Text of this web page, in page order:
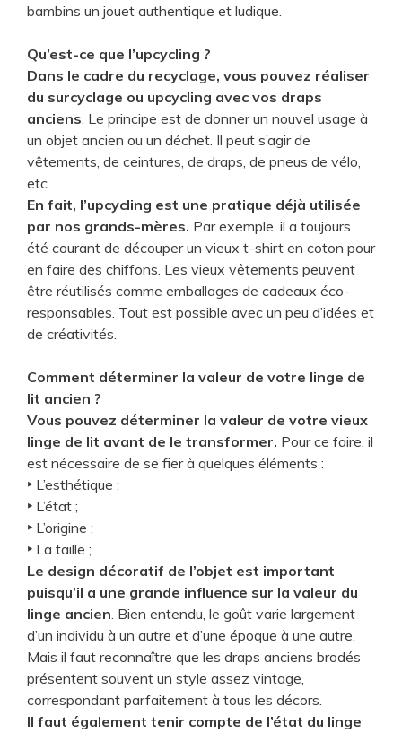
bambins un jouet authentique et ludique.
Qu’est-ce que l’upcycling ?
Dans le cadre du recyclage, vous pouvez réaliser
du surcyclage ou upcycling avec vos draps
anciens. Le principe est de donner un nouvel usage à
un objet ancien ou un déchet. Il peut s’agir de
vêtements, de ceintures, de draps, de pneus de vélo,
etc.
En fait, l’upcycling est une pratique déjà utilisée
par nos grands-mères. Par exemple, il a toujours
été courant de découper un vieux t-shirt en coton pour
en faire des chiffons. Les vieux vêtements peuvent
être réutilisés comme emballages de cadeaux éco-
responsables. Tout est possible avec un peu d’idées et
de créativités.
Comment déterminer la valeur de votre linge de
lit ancien ?
Vous pouvez déterminer la valeur de votre vieux
linge de lit avant de le transformer. Pour ce faire, il
est nécessaire de se fier à quelques éléments :
‣ L’esthétique ;
‣ L’état ;
‣ L’origine ;
‣ La taille ;
Le design décoratif de l’objet est important
puisqu’il a une grande influence sur la valeur du
linge ancien. Bien entendu, le goût varie largement
d’un individu à un autre et d’une époque à une autre.
Mais il faut reconnaître que les draps anciens brodés
présentent souvent un style assez vintage,
correspondant parfaitement à tous les décors.
Il faut également tenir compte de l’état du linge